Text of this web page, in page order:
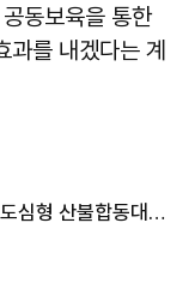
동보육을 통한
를 내겠다는 계
특수진화대 16명 상시 대기…대구시, '도심형 산불합동대응센터 11월' 가동